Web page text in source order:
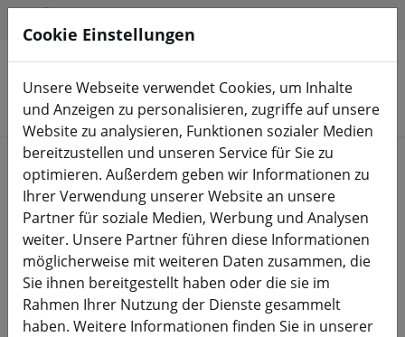
Produkte suchen
Start Equipment FPV Videobrillen
Skyzone Cobra X V4 Analoge FPV
Box Brille mit Empfänger Schwarz
Cookie Einstellungen
Unsere Webseite verwendet Cookies, um Inhalte
und Anzeigen zu personalisieren, zugriffe auf unsere
Website zu analysieren, Funktionen sozialer Medien
bereitzustellen und unseren Service für Sie zu
optimieren. Außerdem geben wir Informationen zu
Ihrer Verwendung unserer Website an unsere
Partner für soziale Medien, Werbung und Analysen
weiter. Unsere Partner führen diese Informationen
möglicherweise mit weiteren Daten zusammen, die
Sie ihnen bereitgestellt haben oder die sie im
Rahmen Ihrer Nutzung der Dienste gesammelt
haben. Weitere Informationen finden Sie in unserer